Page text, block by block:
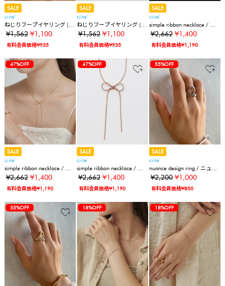
SALE
ciite'
ねじりフープイヤリング (両
耳用)
¥1,562 ¥1,100
有料会員価格¥935
SALE
ciite'
ねじりフープイヤリング (両
耳用)
¥1,562 ¥1,100
有料会員価格¥935
SALE
ciite'
simple ribbon necklace / シ
ンプル リボン ネックレス
¥2,662 ¥1,400
有料会員価格¥1,190
47%OFF
SALE
ciite'
simple ribbon necklace / シ
ンプル リボン ネックレス
¥2,662 ¥1,400
有料会員価格¥1,190
47%OFF
SALE
ciite'
simple ribbon necklace / シ
ンプル リボン ネックレス
¥2,662 ¥1,400
有料会員価格¥1,190
55%OFF
SALE
ciite'
nuance design ring / ニュア
ンスデザインリング
¥2,200 ¥1,000
有料会員価格¥850
55%OFF 18%OFF 18%OFF